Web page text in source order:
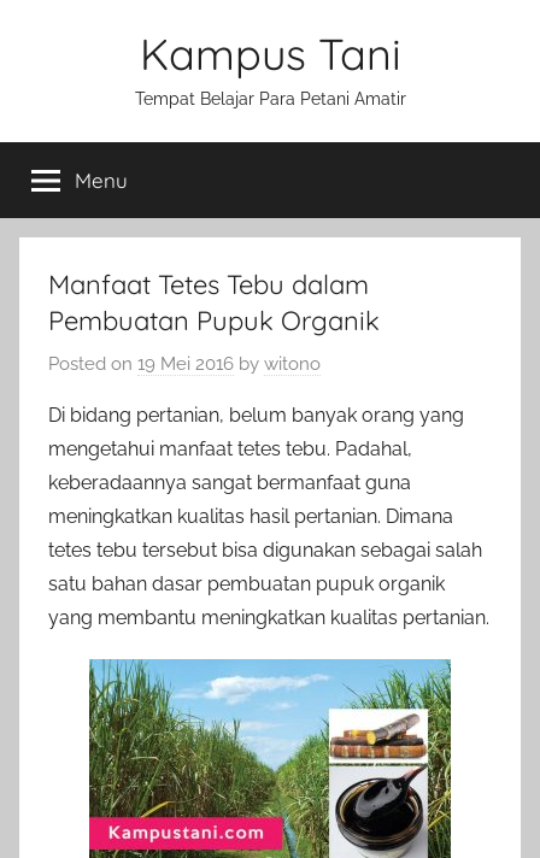
Kampus Tani
Tempat Belajar Para Petani Amatir
Menu
Manfaat Tetes Tebu dalam
Pembuatan Pupuk Organik
Posted on 19 Mei 2016 by witono
Di bidang pertanian, belum banyak orang yang
mengetahui manfaat tetes tebu. Padahal,
keberadaannya sangat bermanfaat guna
meningkatkan kualitas hasil pertanian. Dimana
tetes tebu tersebut bisa digunakan sebagai salah
satu bahan dasar pembuatan pupuk organik
yang membantu meningkatkan kualitas pertanian.